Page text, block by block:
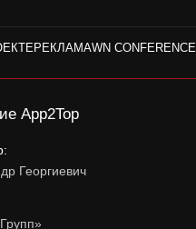
РЕКЛАМАWN CONFERENCE
App2Top
Георгиевич